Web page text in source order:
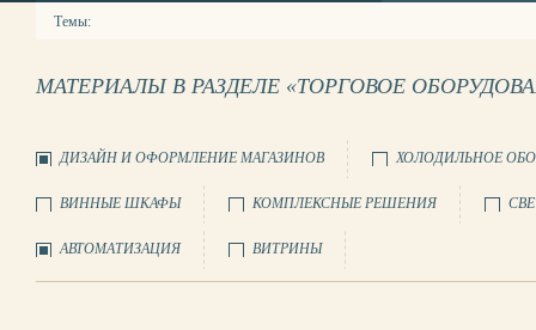
Темы:
МАТЕРИАЛЫ В РАЗДЕЛЕ «ТОРГОВОЕ
ДИЗАЙН И ОФОРМЛЕНИЕ МАГАЗИНОВ ХОЛОДИЛЬНОЕ
ВИННЫЕ ШКАФЫ КОМПЛЕКСНЫЕ РЕШЕНИЯ
АВТОМАТИЗАЦИЯ ВИТРИНЫ